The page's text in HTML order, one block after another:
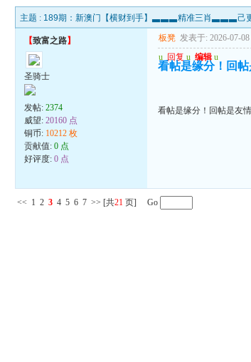
主题 : 189期：新澳门【横财到手】▃▃▃精准三肖▃▃▃己
【致富之路】
圣骑士
发帖:2374
威望:20160 点
铜币: 10212 枚
贡献值:0 点
好评度:0 点
板凳 发表于: 2026-07-08
u 回复 u 编辑 u
看帖是缘分！回
看帖是缘分！回帖是友
<< 1 2 3 4 5 6 7 >> [共21 页] Go